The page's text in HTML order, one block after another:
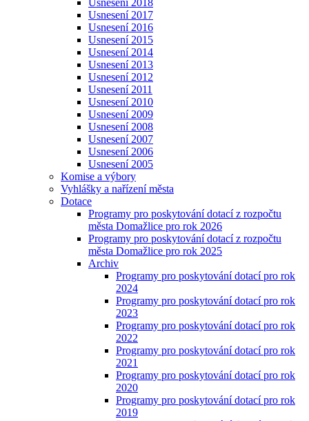
Usnesení 2018
Usnesení 2017
Usnesení 2016
Usnesení 2015
Usnesení 2014
Usnesení 2013
Usnesení 2012
Usnesení 2011
Usnesení 2010
Usnesení 2009
Usnesení 2008
Usnesení 2007
Usnesení 2006
Usnesení 2005
Komise a výbory
Vyhlášky a nařízení města
Dotace
Programy pro poskytování dotací z rozpočtu
města Domažlice pro rok 2026
Programy pro poskytování dotací z rozpočtu
města Domažlice pro rok 2025
Archiv
Programy pro poskytování dotací pro rok
2024
Programy pro poskytování dotací pro rok
2023
Programy pro poskytování dotací pro rok
2022
Programy pro poskytování dotací pro rok
2021
Programy pro poskytování dotací pro rok
2020
Programy pro poskytování dotací pro rok
2019